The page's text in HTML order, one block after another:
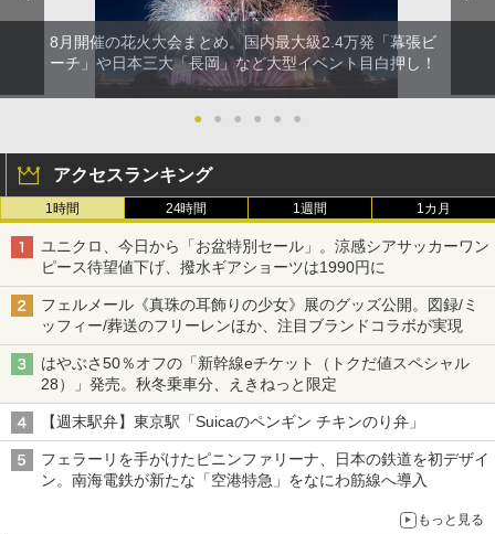
8月開催の花火大会まとめ。国内最大級2.4万発「幕張ビ
ーチ」や日本三大「長岡」など大型イベント目白押し！
● ● ● ● ● ●
アクセスランキング
1時間 24時間 1週間 1カ月
ユニクロ、今日から「お盆特別セール」。涼感シアサッカーワン
ピース待望値下げ、撥水ギアショーツは1990円に
フェルメール《真珠の耳飾りの少女》展のグッズ公開。図録/ミ
ッフィー/葬送のフリーレンほか、注目ブランドコラボが実現
はやぶさ50％オフの「新幹線eチケット（トクだ値スペシャル
28）」発売。秋冬乗車分、えきねっと限定
【週末駅弁】東京駅「Suicaのペンギン チキンのり弁」
フェラーリを手がけたピニンファリーナ、日本の鉄道を初デザイ
ン。南海電鉄が新たな「空港特急」をなにわ筋線へ導入
もっと見る